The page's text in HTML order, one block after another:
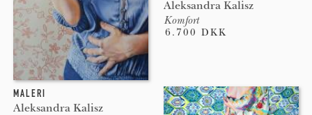
Aleksandra Kalisz
Komfort
6.700 DKK
MALERI
Aleksandra Kalisz